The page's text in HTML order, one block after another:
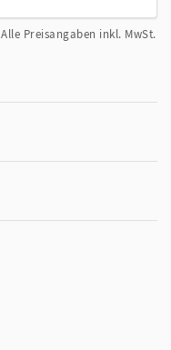
Alle Preisangaben inkl. MwSt.